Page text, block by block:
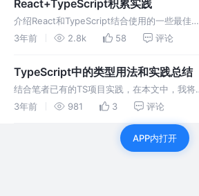
React+TypeScript积累实践
介绍React和TypeScript结合使用的一些最佳实
践，如何高效地开发出可靠且易于维护的应用程
3年前 2.8k 58 评论
TypeScript中的类型用法和实践总结
结合笔者已有的TS项目实践，在本文中，我将
探讨和总结TypeScript的类型用法和高级概念，
地掌握TypeScript，并在实际的项目中运用它创
3年前 981 3 评论
APP内打开